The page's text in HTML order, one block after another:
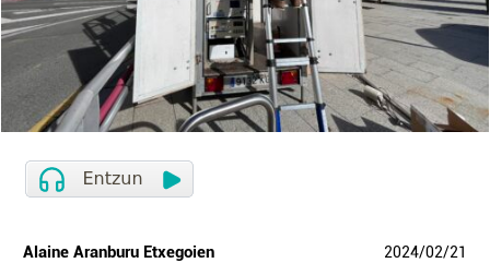
Alaine Aranburu Etxegoien 2024/02/21